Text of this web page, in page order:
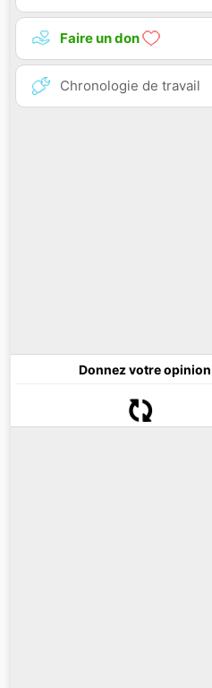
Faire un don
Chronologie de travail
Donnez votre opinion